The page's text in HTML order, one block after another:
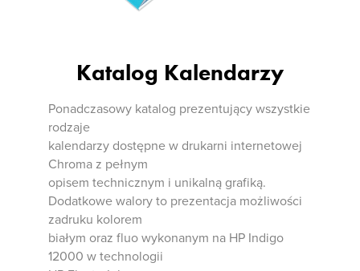
Katalog Kalendarzy
Ponadczasowy katalog prezentujący wszystkie
rodzaje
kalendarzy dostępne w drukarni internetowej
Chroma z pełnym
opisem technicznym i unikalną grafiką.
Dodatkowe walory to prezentacja możliwości
zadruku kolorem
białym oraz fluo wykonanym na HP Indigo
12000 w technologii